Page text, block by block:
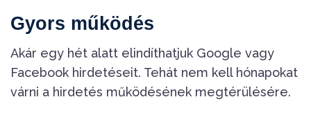
Gyors működés
Akár egy hét alatt elindíthatjuk Google vagy
Facebook hirdetéseit. Tehát nem kell hónapokat
várni a hirdetés működésének megtérülésére.